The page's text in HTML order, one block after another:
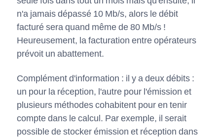
n'a jamais dépassé 10 Mb/s, alors le débit
facturé sera quand même de 80 Mb/s !
Heureusement, la facturation entre opérateurs
prévoit un abattement.
Complément d'information : il y a deux débits :
un pour la réception, l'autre pour l'émission et
plusieurs méthodes cohabitent pour en tenir
compte dans le calcul. Par exemple, il serait
possible de stocker émission et réception dans